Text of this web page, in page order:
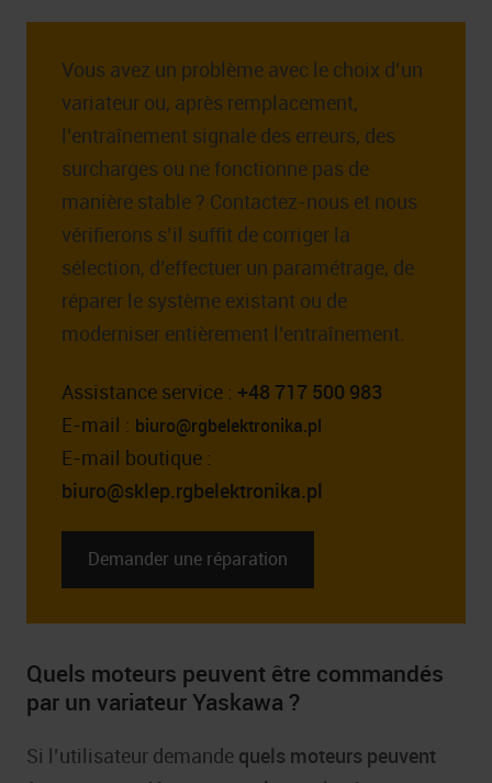
Vous avez un problème avec le choix d’un
variateur ou, après remplacement,
l’entraînement signale des erreurs, des
surcharges ou ne fonctionne pas de
manière stable ? Contactez-nous et nous
vérifierons s’il suffit de corriger la
sélection, d’effectuer un paramétrage, de
réparer le système existant ou de
moderniser entièrement l’entraînement.
Assistance service : +48 717 500 983
E-mail : biuro@rgbelektronika.pl
E-mail boutique :
biuro@sklep.rgbelektronika.pl
Demander une réparation
Quels moteurs peuvent être commandés
par un variateur Yaskawa ?
Si l’utilisateur demande quels moteurs peuvent